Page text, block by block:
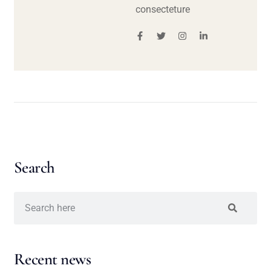
consecteture
Search
Recent news